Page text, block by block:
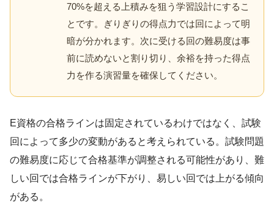
70%を超える上積みを狙う学習設計にするこ
とです。ぎりぎりの得点力では回によって明
暗が分かれます。次に受ける回の難易度は事
前に読めないと割り切り、余裕を持った得点
力を作る演習量を確保してください。
E資格の合格ラインは固定されているわけではなく、試験
回によって多少の変動があると考えられている。試験問題
の難易度に応じて合格基準が調整される可能性があり、難
しい回では合格ラインが下がり、易しい回では上がる傾向
がある。